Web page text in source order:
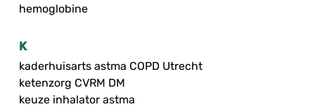
hemoglobine
K
kaderhuisarts astma COPD Utrecht
ketenzorg CVRM DM
keuze inhalator astma